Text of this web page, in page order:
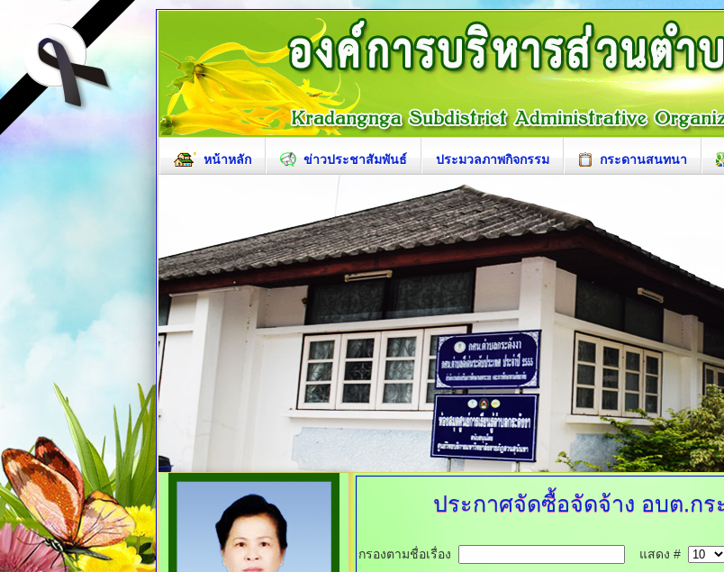
หน้าหลัก ข่าวประชาสัมพันธ์ ประมวลภาพกิจกรรม กระดานสนทนา
ประกาศจัดซื้อจัดจ้าง อบต.กร
กรองตามชื่อเรื่อง แสดง #